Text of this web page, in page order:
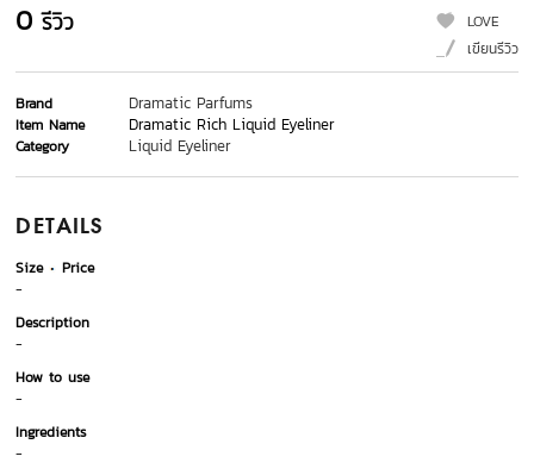
0 รีวิว
LOVE
เขียนรีวิว
Brand Dramatic Parfums
Item Name Dramatic Rich Liquid Eyeliner
Category Liquid Eyeliner
DETAILS
Size
Price
-
Description
-
How to use
-
Ingredients
-